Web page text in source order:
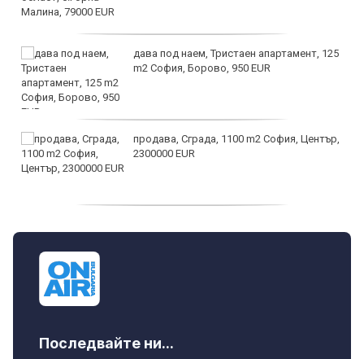
дава под наем, Тристаен апартамент, 125
m2 София, Борово, 950 EUR
продава, Сграда, 1100 m2 София, Център,
2300000 EUR
Последвайте ни...